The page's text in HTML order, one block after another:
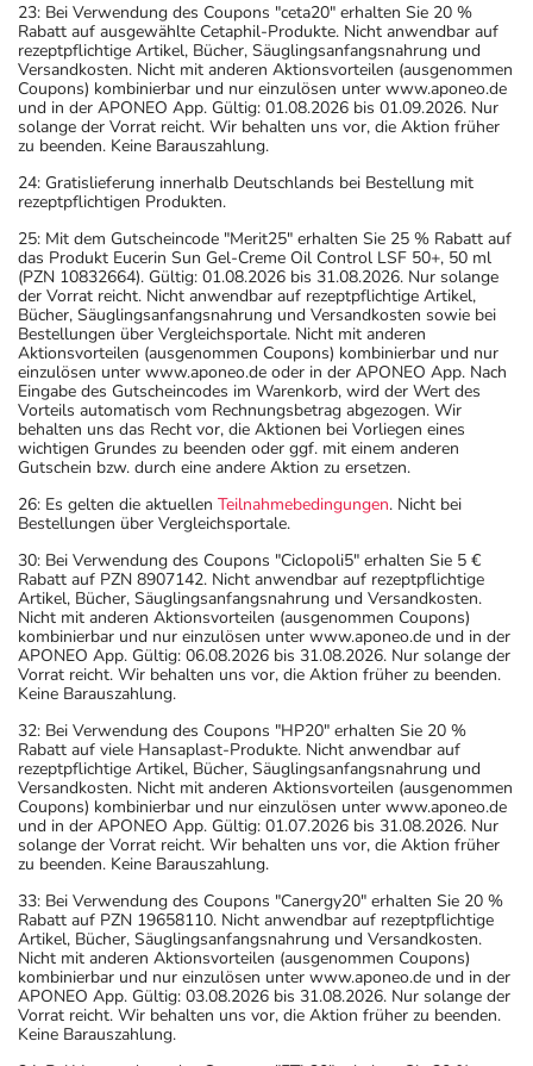
23: Bei Verwendung des Coupons "ceta20" erhalten Sie 20 %
Rabatt auf ausgewählte Cetaphil-Produkte. Nicht anwendbar auf
rezeptpflichtige Artikel, Bücher, Säuglingsanfangsnahrung und
Versandkosten. Nicht mit anderen Aktionsvorteilen (ausgenommen
Coupons) kombinierbar und nur einzulösen unter www.aponeo.de
und in der APONEO App. Gültig: 01.08.2026 bis 01.09.2026. Nur
solange der Vorrat reicht. Wir behalten uns vor, die Aktion früher
zu beenden. Keine Barauszahlung.
24: Gratislieferung innerhalb Deutschlands bei Bestellung mit
rezeptpflichtigen Produkten.
25: Mit dem Gutscheincode "Merit25" erhalten Sie 25 % Rabatt auf
das Produkt Eucerin Sun Gel-Creme Oil Control LSF 50+, 50 ml
(PZN 10832664). Gültig: 01.08.2026 bis 31.08.2026. Nur solange
der Vorrat reicht. Nicht anwendbar auf rezeptpflichtige Artikel,
Bücher, Säuglingsanfangsnahrung und Versandkosten sowie bei
Bestellungen über Vergleichsportale. Nicht mit anderen
Aktionsvorteilen (ausgenommen Coupons) kombinierbar und nur
einzulösen unter www.aponeo.de oder in der APONEO App. Nach
Eingabe des Gutscheincodes im Warenkorb, wird der Wert des
Vorteils automatisch vom Rechnungsbetrag abgezogen. Wir
behalten uns das Recht vor, die Aktionen bei Vorliegen eines
wichtigen Grundes zu beenden oder ggf. mit einem anderen
Gutschein bzw. durch eine andere Aktion zu ersetzen.
26: Es gelten die aktuellen Teilnahmebedingungen. Nicht bei
Bestellungen über Vergleichsportale.
30: Bei Verwendung des Coupons "Ciclopoli5" erhalten Sie 5 €
Rabatt auf PZN 8907142. Nicht anwendbar auf rezeptpflichtige
Artikel, Bücher, Säuglingsanfangsnahrung und Versandkosten.
Nicht mit anderen Aktionsvorteilen (ausgenommen Coupons)
kombinierbar und nur einzulösen unter www.aponeo.de und in der
APONEO App. Gültig: 06.08.2026 bis 31.08.2026. Nur solange der
Vorrat reicht. Wir behalten uns vor, die Aktion früher zu beenden.
Keine Barauszahlung.
32: Bei Verwendung des Coupons "HP20" erhalten Sie 20 %
Rabatt auf viele Hansaplast-Produkte. Nicht anwendbar auf
rezeptpflichtige Artikel, Bücher, Säuglingsanfangsnahrung und
Versandkosten. Nicht mit anderen Aktionsvorteilen (ausgenommen
Coupons) kombinierbar und nur einzulösen unter www.aponeo.de
und in der APONEO App. Gültig: 01.07.2026 bis 31.08.2026. Nur
solange der Vorrat reicht. Wir behalten uns vor, die Aktion früher
zu beenden. Keine Barauszahlung.
33: Bei Verwendung des Coupons "Canergy20" erhalten Sie 20 %
Rabatt auf PZN 19658110. Nicht anwendbar auf rezeptpflichtige
Artikel, Bücher, Säuglingsanfangsnahrung und Versandkosten.
Nicht mit anderen Aktionsvorteilen (ausgenommen Coupons)
kombinierbar und nur einzulösen unter www.aponeo.de und in der
APONEO App. Gültig: 03.08.2026 bis 31.08.2026. Nur solange der
Vorrat reicht. Wir behalten uns vor, die Aktion früher zu beenden.
Keine Barauszahlung.